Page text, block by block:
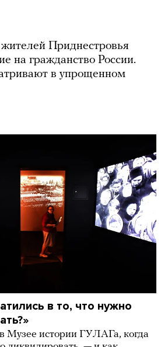
Приднестровья
на гражданство России.
в упрощенном
в то, что нужно
Музее истории ГУЛАГа, когда